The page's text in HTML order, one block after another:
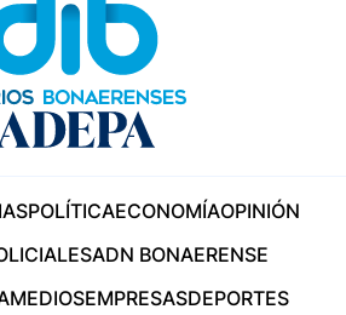
POLÍTICAECONOMÍAOPINIÓN
ADN BONAERENSE
MEDIOSEMPRESASDEPORTES